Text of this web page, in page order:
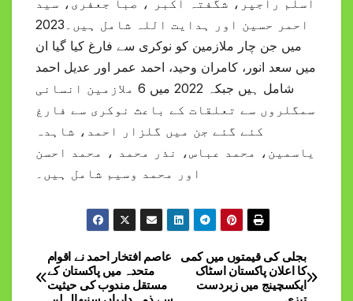
احمر حسین اور ہدایت اللہ شامل ہیں۔2023
میں جن چار ملازمین کو نوکری سے فارغ کیا گیا ان
میں سعد انور، کامران وحید، احمد عمر اور عدیل احمد
شامل ہیں جبکہ 2022 میں 6 ملازمین انسانی
سمگلروں سے تعلقات کے باعث نوکری سے فارغ
کئے گئے جن میں گلزار احمد، شاہدہ
یاسمین، محمد عباس، نذر محمد ، محمد احسن
اور محمد وسیم شامل ہیں۔
Post
بجلی کی قیمتوں میں کمی
کا اعلان پاکستان اسٹاک
ایکسچینج میں زبردست
عاصم افتخار احمد نے اقوام
متحدہ میں پاکستان کے
مستقل مندوب کی حیثیت